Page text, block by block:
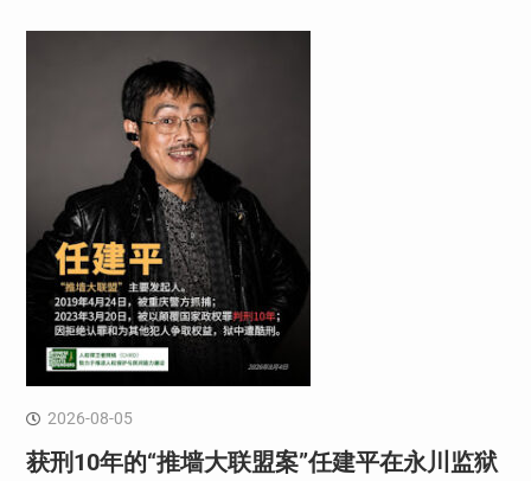
2026-08-05
获刑10年的“推墙大联盟案”任建平在永川监狱